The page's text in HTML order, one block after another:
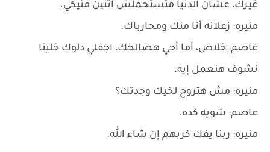
غيرك، عشان الدنيا متستحملش اتنين منيكي.
منيره: زعلانه أنا منك ومحارباك.
عاصم: خلاص، أما أجي هصالحك، اجفلي دلوك خلينا
نشوف هنعمل إيه.
منيره: مش هتروح لخيك وجدتك؟
عاصم: شويه كده.
منيره: ربنا يفك كربهم إن شاء الله.